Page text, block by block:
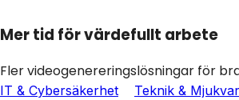
Mer tid för värdefullt arbete
Fler videogenereringslösningar för
IT & Cybersäkerhet Teknik &